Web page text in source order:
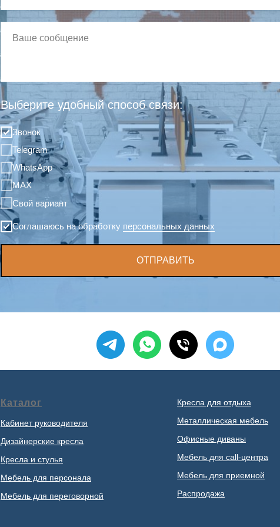
Выберите удобный способ связи:
Звонок
Telegram
WhatsApp
MAX
Свой вариант
Соглашаюсь на обработку персональных данных
ОТПРАВИТЬ
Каталог
Кабинет руководителя
Дизайнерские кресла
Кресла и стулья
Мебель для персонала
Мебель для переговорной
Кресла для отдыха
Металлическая мебель
Офисные диваны
Мебель для call-центра
Мебель для приемной
Распродажа